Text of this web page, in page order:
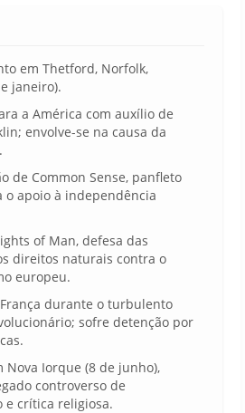
em Thetford, Norfolk,
janeiro).
a América com auxílio de
envolve-se na causa da
de Common Sense, panfleto
apoio à independência
of Man, defesa das
direitos naturais contra o
europeu.
durante o turbulento
sofre detenção por
Nova Iorque (8 de junho),
controverso de
e crítica religiosa.